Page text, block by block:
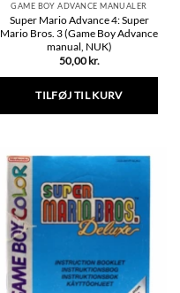
GAME BOY ADVANCE MANUALER
Super Mario Advance 4: Super
Mario Bros. 3 (Game Boy Advance
manual, NUK)
50,00 kr.
TILFØJ TIL KURV